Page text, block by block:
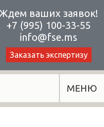
Ждем ваших заявок!
+7 (995) 100-33-55
info@fse.ms
Заказать экспертизу
МЕНЮ